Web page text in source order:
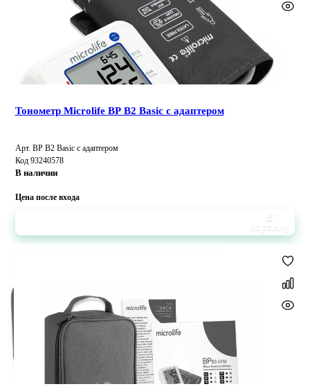
Тонометр Microlife BP B2 Basic с адаптером
Арт. BP B2 Basic с адаптером
Код 93240578
В наличии
Цена после входа
В
корзину